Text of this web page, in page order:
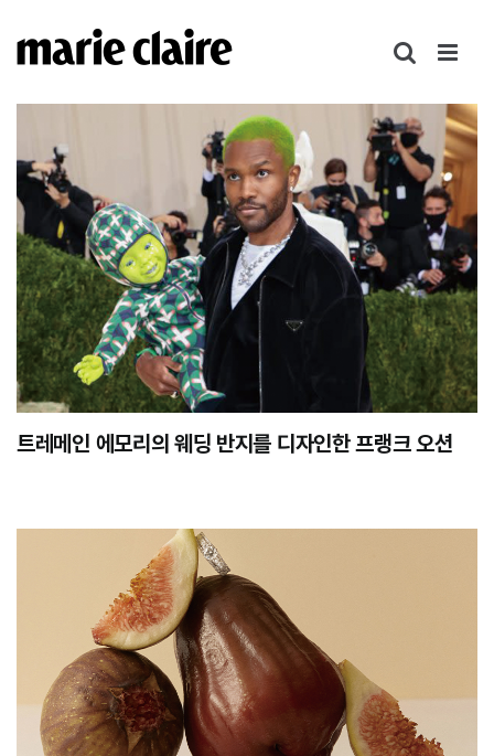
텐
로
너
뛰
기
트레메인 에모리의 웨딩 반지를 디자인한 프랭크 오션